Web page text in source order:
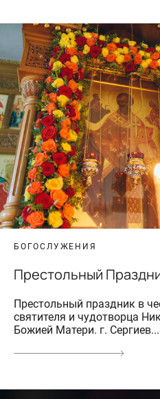
БОГОСЛУЖЕНИЯ
Престольный
Престольный праздник в
святителя и чудотворца
Божией Матери. г. Сергиев...